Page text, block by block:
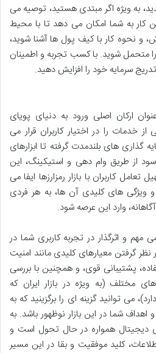
به ویژه اگر مبتدی هستید، توصیه می
کار به شما امکان می دهد تا با محیط
و نحوه کار با کیف پول ها آشنا شوید،
متحمل شوید. با کسب تجربه و اطمینان
سرمایه خود را افزایش دهید.
ارکان اصلی ورود به دنیای پویای
خدمات را در اختیار کاربران قرار می
گذاری های بلندمدت گرفته تا ابزارهای
از طریق وام دهی و استیکینگ، این
کاربران با بازار رمزارزها ایفا می
و ویژگی های کلیدی آن ها، به هر فردی
وارد این عرصه شود.
مهم و اثرگذار در تجربه کاربری شما در
نظر گرفتن معیارهای کلیدی مانند امنیت
پشتیبانی قوی، و همچنین با بررسی
مختلف (به ویژه در بازار ایران که
می توانید گزینه ای را برگزینید که به
شما در این بازار نوظهور باشد. به
دیجیتال همواره در حال تحول است و
کلید موفقیت و بقا در این مسیر